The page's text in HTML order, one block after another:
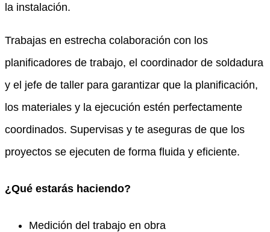
la instalación.
Trabajas en estrecha colaboración con los
planificadores de trabajo, el coordinador de soldadura
y el jefe de taller para garantizar que la planificación,
los materiales y la ejecución estén perfectamente
coordinados. Supervisas y te aseguras de que los
proyectos se ejecuten de forma fluida y eficiente.
¿Qué estarás haciendo?
Medición del trabajo en obra